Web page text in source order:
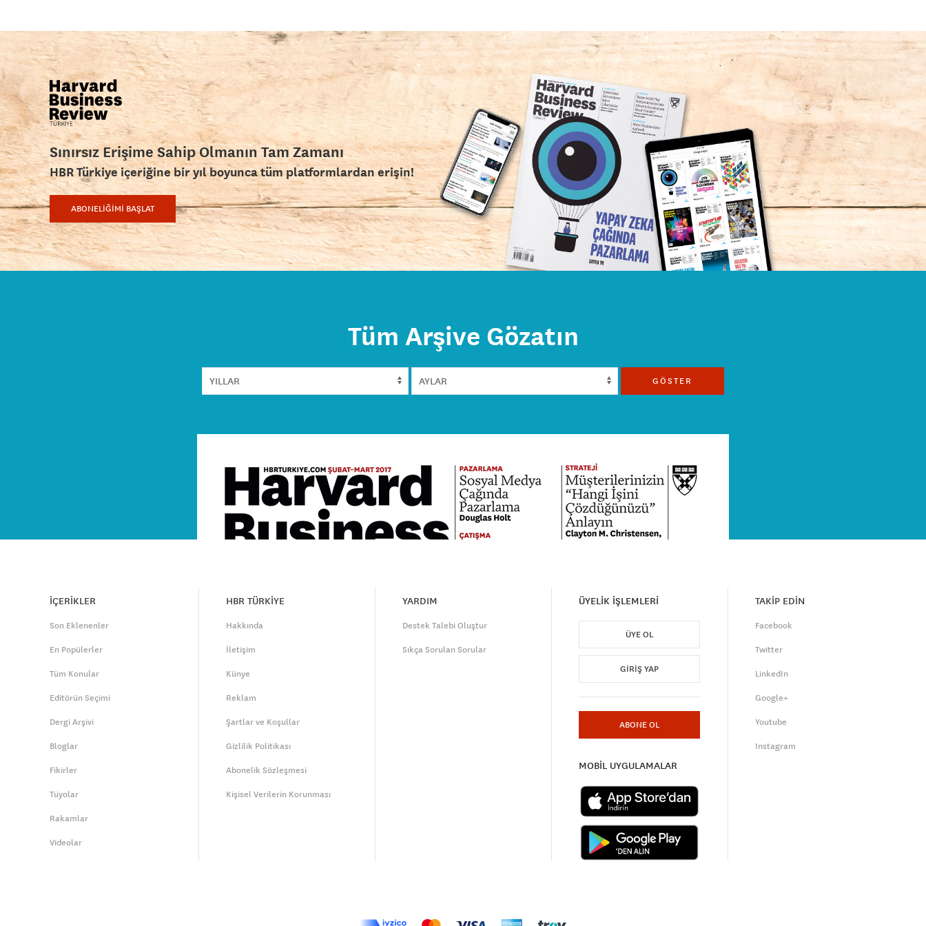
Sınırsız Erişime Sahip Olmanın Tam Zamanı
HBR Türkiye içeriğine bir yıl boyunca tüm platformlardan erişin!
ABONELİĞİMİ BAŞLAT
Tüm Arşive Gözatın
GÖSTER
İÇERİKLER
Son Eklenenler
En Popülerler
Tüm Konular
Editörün Seçimi
Dergi Arşivi
Bloglar
Fikirler
Tüyolar
Rakamlar
Videolar
HBR TÜRKİYE
Hakkında
İletişim
Künye
Reklam
Şartlar ve Koşullar
Gizlilik Politikası
Abonelik Sözleşmesi
Kişisel Verilerin Korunması
YARDIM
Destek Talebi Oluştur
Sıkça Sorulan Sorular
ÜYELİK İŞLEMLERİ
ÜYE OL
GIRIŞ YAP
ABONE OL
MOBİL UYGULAMALAR
TAKİP EDİN
Facebook
Twitter
LinkedIn
Google+
Youtube
Instagram